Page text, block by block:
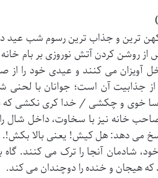
ترین و جذاب ترین رسوم شب عید
روشن کردن آتش نوروزی بر بام
آویزان می کنند و عیدی خود را
جذابیت آن است؛ جوانان با لحنی
اسا خوی و چکشی / خدا کری نکشی که
خانه نیز با سخاوت، داخل شال
می دهد: هل کیش! یعنی بالا بکش!.
شادمان آنجا را ترک می کنند.
هیجان و خنده را دوچندان می کند.